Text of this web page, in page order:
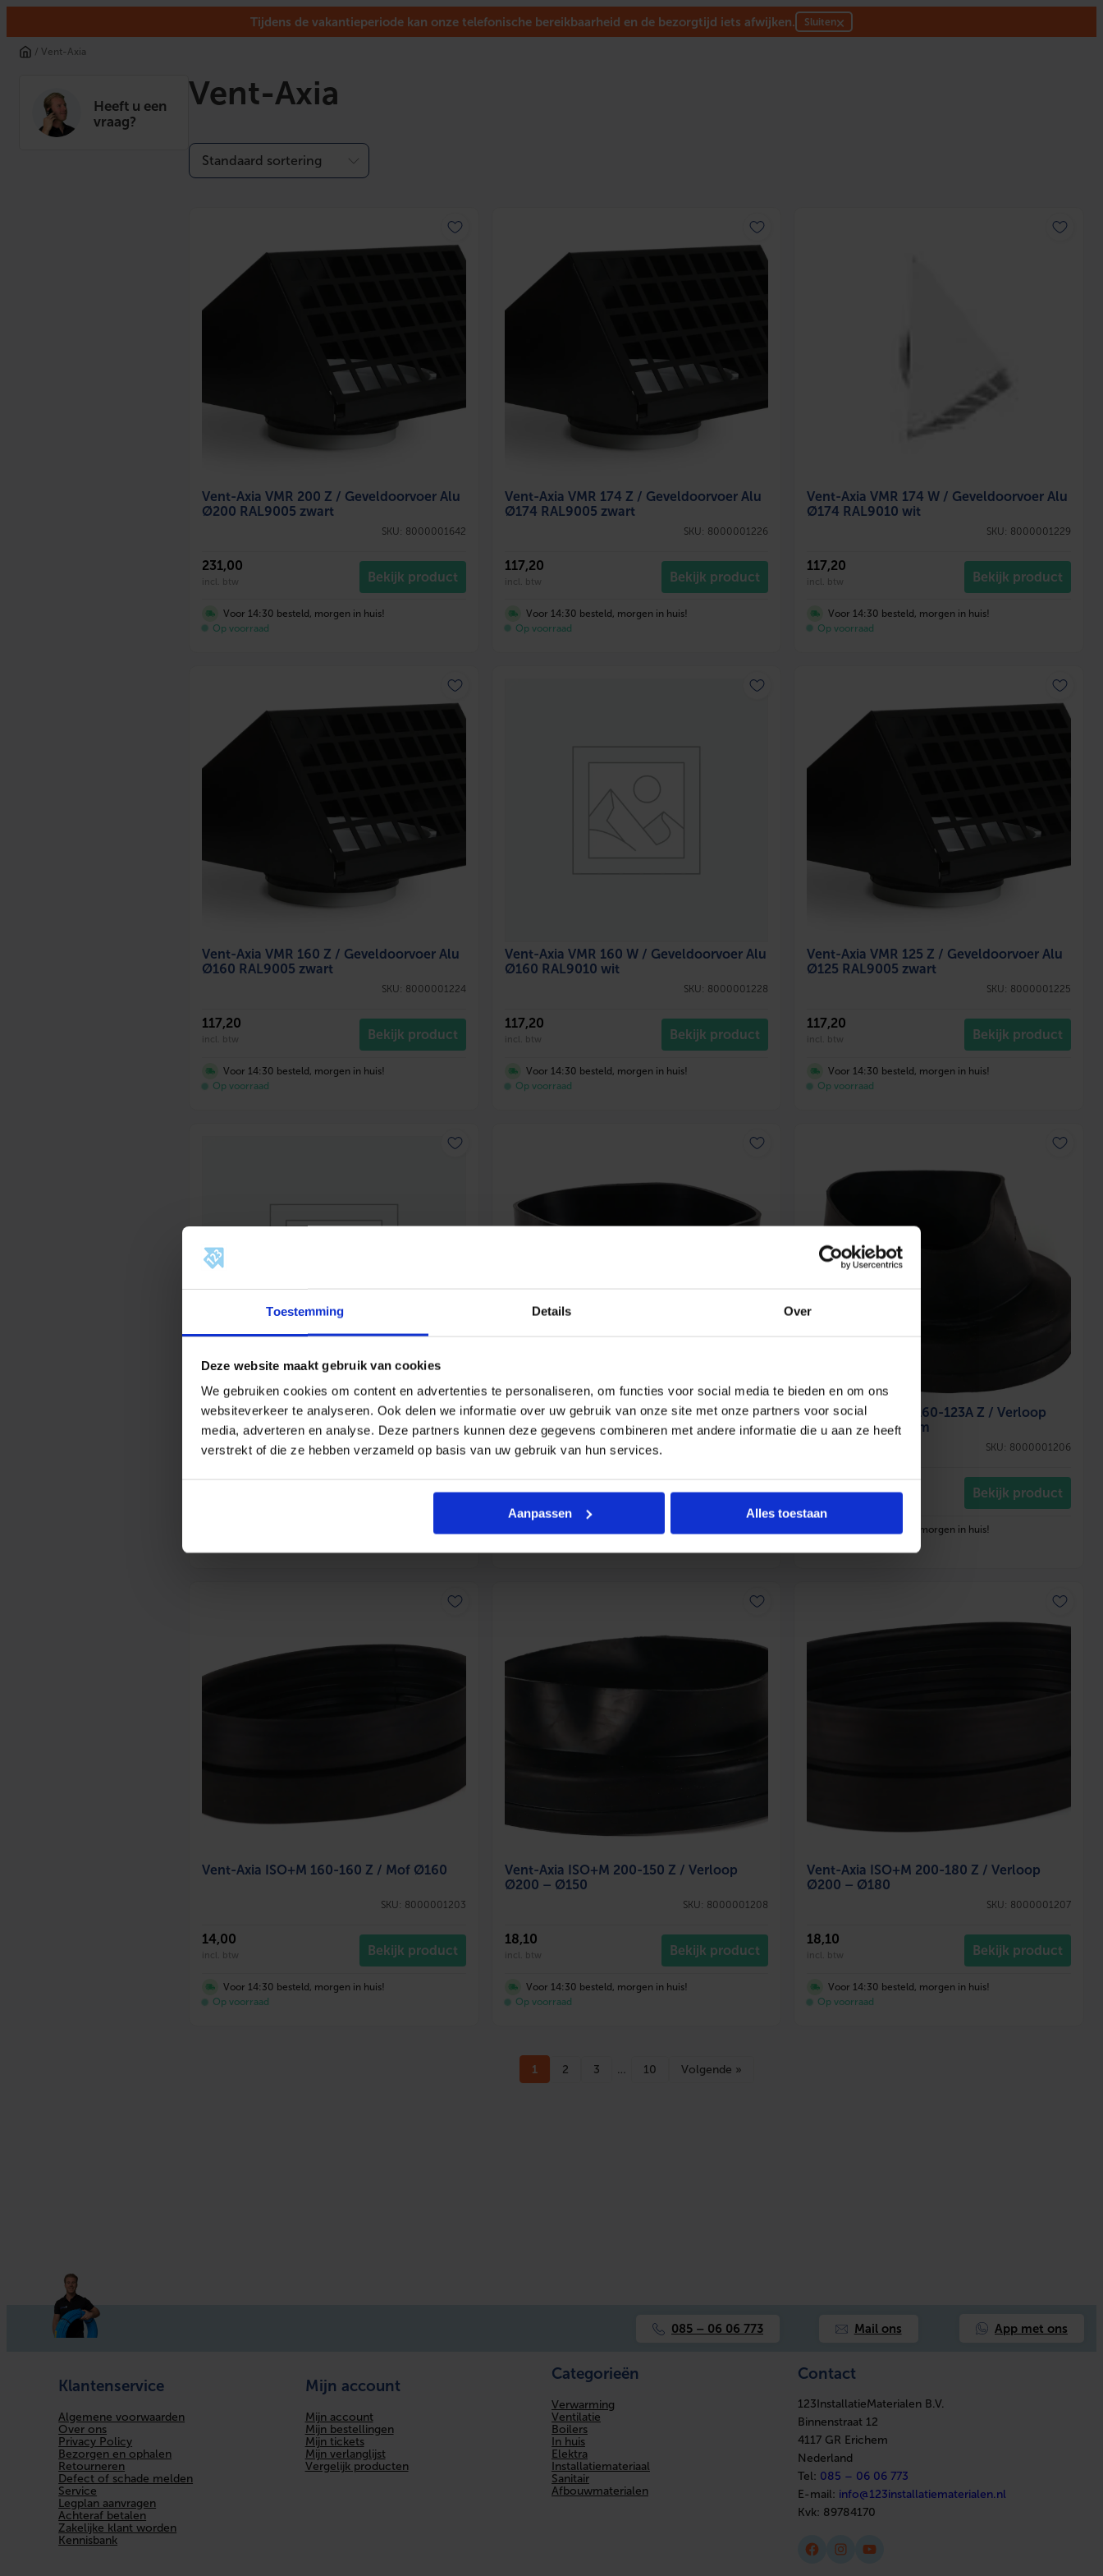
Toestemming Details Over
Deze website maakt gebruik van cookies
We gebruiken cookies om content en advertenties te personaliseren, om functies voor social media te bieden en om ons
websiteverkeer te analyseren. Ook delen we informatie over uw gebruik van onze site met onze partners voor social
media, adverteren en analyse. Deze partners kunnen deze gegevens combineren met andere informatie die u aan ze heeft
verstrekt of die ze hebben verzameld op basis van uw gebruik van hun services.
Aanpassen Alles toestaan
Tijdens de vakantieperiode kan onze telefonische bereikbaarheid en de bezorgtijd iets afwijken. Sluiten×
naar / Vent-Axia
Heeft u een
vraag?
Vent-Axia
Vent-Axia VMR 200 Z / Geveldoorvoer Alu
Ø200 RAL9005 zwart
SKU: 8000001642
231,00
incl. btw Bekijk product
Voor 14:30 besteld, morgen in huis!
Op voorraad
Vent-Axia VMR 174 Z / Geveldoorvoer Alu
Ø174 RAL9005 zwart
SKU: 8000001226
117,20
incl. btw Bekijk product
Voor 14:30 besteld, morgen in huis!
Op voorraad
Vent-Axia VMR 174 W / Geveldoorvoer Alu
Ø174 RAL9010 wit
SKU: 8000001229
117,20
incl. btw Bekijk product
Voor 14:30 besteld, morgen in huis!
Op voorraad
Vent-Axia VMR 160 Z / Geveldoorvoer Alu
Ø160 RAL9005 zwart
SKU: 8000001224
117,20
incl. btw Bekijk product
Voor 14:30 besteld, morgen in huis!
Op voorraad
Vent-Axia VMR 160 W / Geveldoorvoer Alu
Ø160 RAL9010 wit
SKU: 8000001228
117,20
incl. btw Bekijk product
Voor 14:30 besteld, morgen in huis!
Op voorraad
Vent-Axia VMR 125 Z / Geveldoorvoer Alu
Ø125 RAL9005 zwart
SKU: 8000001225
117,20
incl. btw Bekijk product
Voor 14:30 besteld, morgen in huis!
Op voorraad
Vent-Axia VMR 125 W / Geveldoorvoer Alu
Ø125 RAL9010 wit
SKU: 8000001227
117,20
Bekijk product
Vent-Axia ISO+M 160-123 Z / Verloop
Ø160 – Ø123
16,70
Bekijk product
Vent-Axia ISO+M 160-123A Z / Verloop
Ø160 – Ø123 A-sym
SKU: 8000001206
18,40
Bekijk product
Voor 14:30 besteld, morgen in huis!
Vent-Axia ISO+M 160-160 Z / Mof Ø160
SKU: 8000001203
14,00
incl. btw Bekijk product
Voor 14:30 besteld, morgen in huis!
Op voorraad
Vent-Axia ISO+M 200-150 Z / Verloop
Ø200 – Ø150
SKU: 8000001208
18,10
incl. btw Bekijk product
Voor 14:30 besteld, morgen in huis!
Op voorraad
Vent-Axia ISO+M 200-180 Z / Verloop
Ø200 – Ø180
SKU: 8000001207
18,10
incl. btw Bekijk product
Voor 14:30 besteld, morgen in huis!
Op voorraad
1 2 3 10 Volgende »
085 – 06 06 773 Mail ons App met ons
Klantenservice
Algemene voorwaarden
Over ons
Privacy Policy
Bezorgen en ophalen
Retourneren
Defect of schade melden
Service
Legplan aanvragen
Achteraf betalen
Zakelijke klant worden
Kennisbank
Mijn account
Mijn account
Mijn bestellingen
Mijn tickets
Mijn verlanglijst
Vergelijk producten
Categorieën
Verwarming
Ventilatie
Boilers
In huis
Elektra
Installatiemateriaal
Sanitair
Afbouwmaterialen
Contact
123InstallatieMaterialen B.V.
Binnenstraat 12
4117 GR Erichem
Nederland
Tel: 085 – 06 06 773
E-mail: info@123installatiematerialen.nl
Kvk: 89784170
Facebook Instagram YouTube